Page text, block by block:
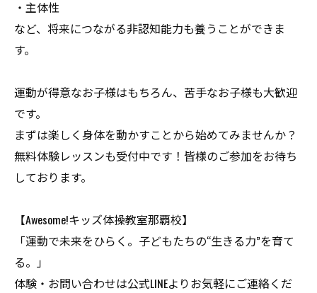
・主体性
など、将来につながる非認知能力も養うことができま
す。
運動が得意なお子様はもちろん、苦手なお子様も大歓迎
です。
まずは楽しく身体を動かすことから始めてみませんか？
無料体験レッスンも受付中です！皆様のご参加をお待ち
しております。
【Awesome!キッズ体操教室那覇校】
「運動で未来をひらく。子どもたちの“生きる力”を育て
る。」
体験・お問い合わせは公式LINEよりお気軽にご連絡くだ